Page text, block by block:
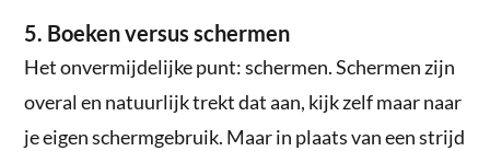
5. Boeken versus schermen
Het onvermijdelijke punt: schermen. Schermen zijn
overal en natuurlijk trekt dat aan, kijk zelf maar naar
je eigen schermgebruik. Maar in plaats van een strijd